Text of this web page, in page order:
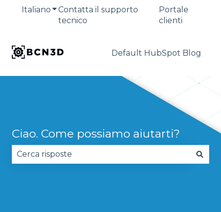
Italiano Mostra sottomenu per le traduzioni
Contatta il supporto
tecnico
Portale
clienti
Default HubSpot Blog
Ciao. Come possiamo aiutarti?